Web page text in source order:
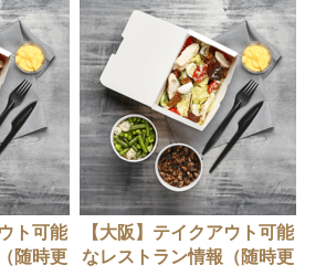
ト可能
随時更
【大阪】テイクアウト可能
なレストラン情報（随時更